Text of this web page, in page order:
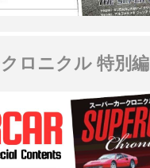
ロニクル 特別編